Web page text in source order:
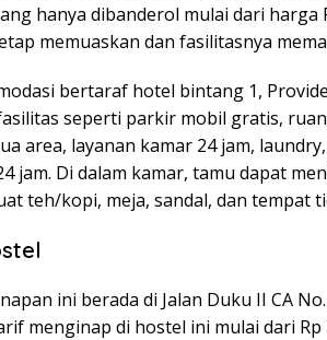
hanya dibanderol mulai dari harga
memuaskan dan fasilitasnya
bertaraf hotel bintang 1,
seperti parkir mobil gratis,
area, layanan kamar 24 jam,
jam. Di dalam kamar, tamu dapat
teh/kopi, meja, sandal, dan tempat
ini berada di Jalan Duku II CA
menginap di hostel ini mulai dari Rp